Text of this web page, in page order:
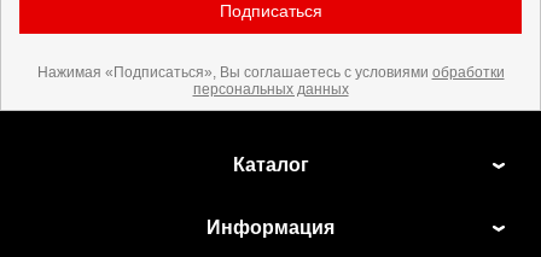
Подписаться
Нажимая «Подписаться», Вы соглашаетесь с условиями обработки
персональных данных
Каталог
Информация